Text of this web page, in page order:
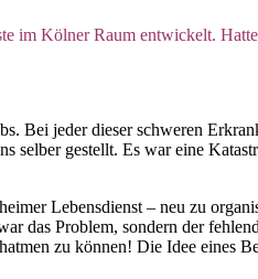
im Kölner Raum entwickelt.
Bei jeder dieser schweren
gestellt. Es war eine
Lebensdienst – neu zu
das Problem, sondern der
zu können! Die Idee eines